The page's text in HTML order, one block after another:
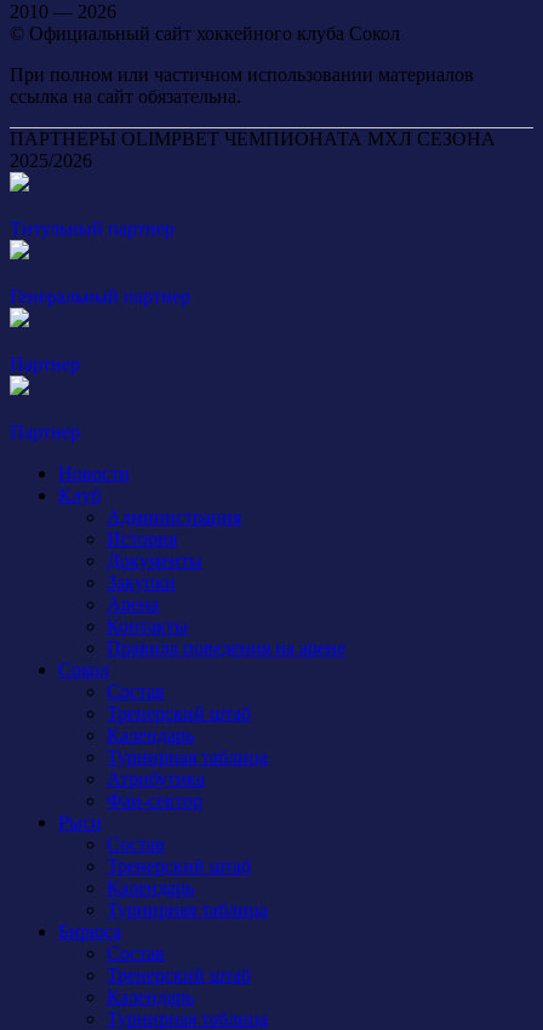
2010 — 2026
© Официальный сайт хоккейного клуба Сокол
При полном или частичном использовании материалов
ссылка на сайт обязательна.
ПАРТНЕРЫ OLIMPBET ЧЕМПИОНАТА МХЛ СЕЗОНА
2025/2026
Титульный партнер
Генеральный партнер
Партнер
Партнер
Новости
Клуб
Администрация
История
Документы
Закупки
Арена
Контакты
Правила поведения на арене
Сокол
Состав
Тренерский штаб
Календарь
Турнирная таблица
Атрибутика
Фан-сектор
Рыси
Состав
Тренерский штаб
Календарь
Турнирная таблица
Бирюса
Состав
Тренерский штаб
Календарь
Турнирная таблица